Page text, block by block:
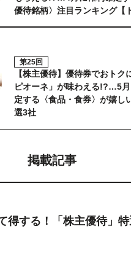
優待銘柄〉注目ランキング【
第25回
【株主優待】優待券でおトク
ピオーネ」が味わえる!?…5
定する〈食品・食券〉が嬉し
選3社
掲載記事
得する！「株主優待」